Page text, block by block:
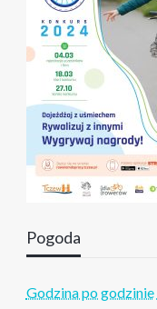
Pogoda
Godzina po godzinie